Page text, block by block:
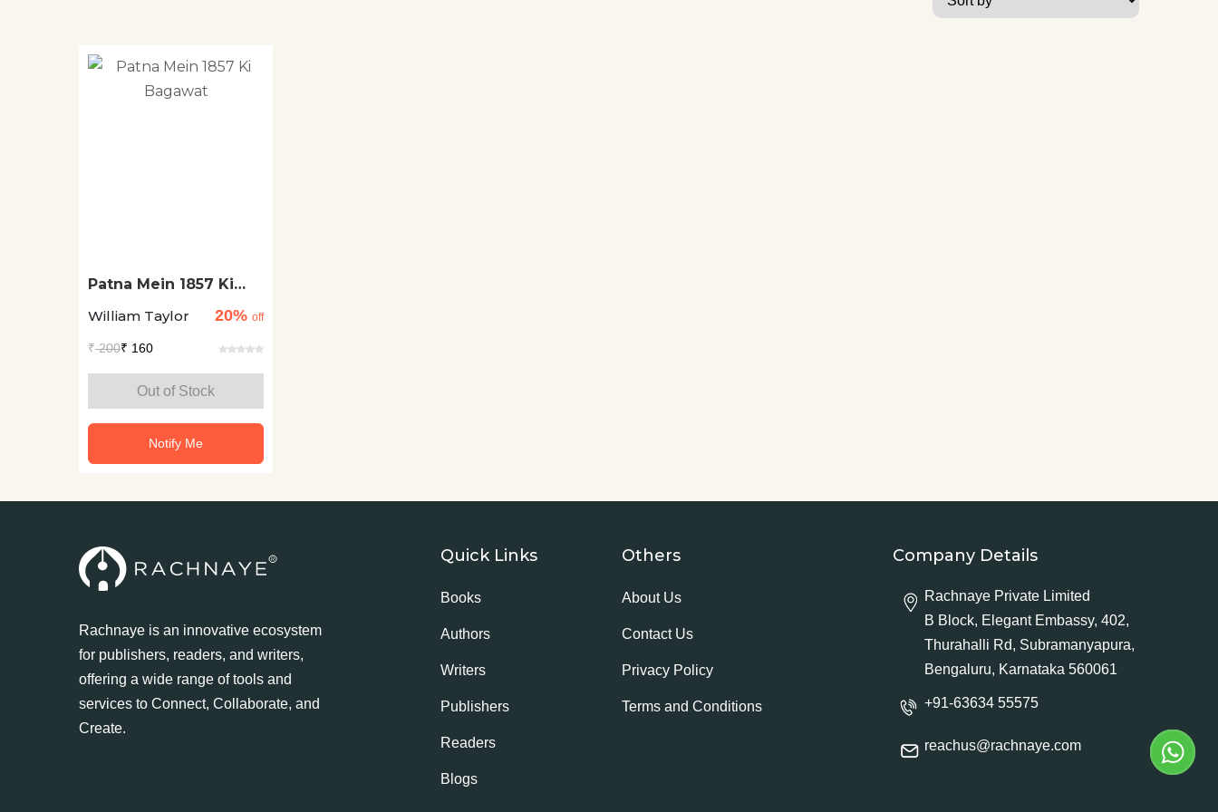
Patna Mein 1857 Ki
William Taylor
20% off
₹200₹ 160
Out of Stock
Notify Me
Rachnaye is an innovative ecosystem
for publishers, readers, and writers,
offering a wide range of tools and
services to Connect, Collaborate, and
Create.
Quick Links
Books
Authors
Writers
Publishers
Readers
Blogs
Others
About Us
Contact Us
Privacy Policy
Terms and Conditions
Company Details
Rachnaye Private Limited
B Block, Elegant Embassy, 402,
Thurahalli Rd, Subramanyapura,
Bengaluru, Karnataka 560061
+91-63634 55575
reachus@rachnaye.com